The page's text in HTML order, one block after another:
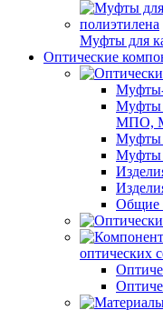
Муфты для
Оптические
Муфты
МПО,
Муфты
Общие
оптических